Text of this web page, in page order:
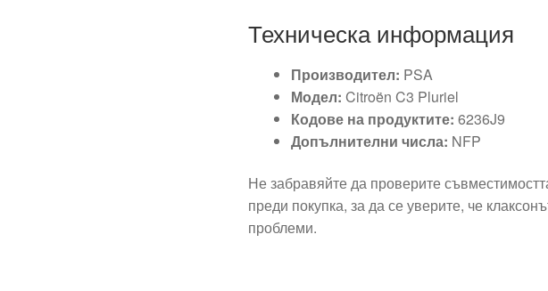
Техническа информация
Производител: PSA
Модел: Citroën C3 Pluriel
Кодове на продуктите: 6236J9
Допълнителни числа: NFP
Не забравяйте да проверите
преди покупка, за да се уверите, че
проблеми.